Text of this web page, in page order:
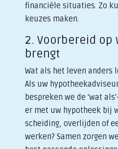
financiële situaties. Zo
keuzes maken.
2. Voorbereid op
brengt
Wat als het leven anders
Als uw
bespreken we de 'wat
er met uw hypotheek bij
scheiding, overlijden of
werken? Samen zorgen